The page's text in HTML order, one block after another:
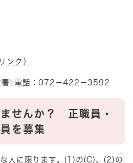
ンク）
電話：072－422－3592
せんか？ 正職員・
を募集
人に限ります。(1)の(C)、(2)の